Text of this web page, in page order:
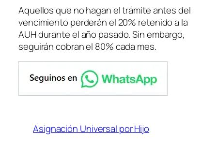
Aquellos que no hagan el trámite antes del
vencimiento perderán el 20% retenido a la
AUH durante el año pasado. Sin embargo,
seguirán cobran el 80% cada mes.
Asignación Universal por Hijo